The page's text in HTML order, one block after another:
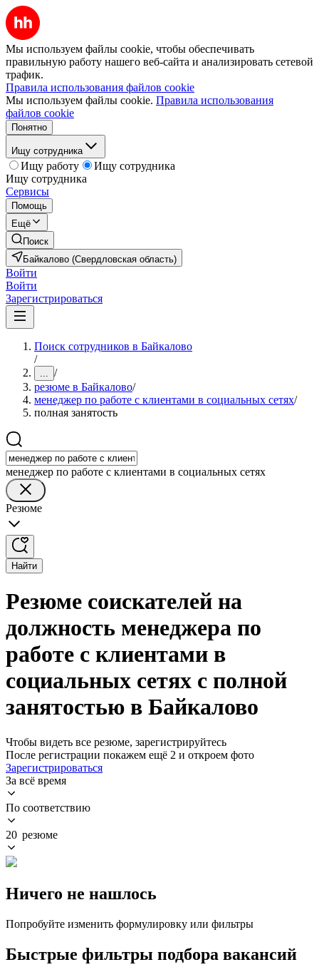
Мы используем файлы cookie, чтобы обеспечивать
правильную работу нашего веб-сайта и анализировать сетевой
трафик.
Правила использования файлов cookie
Мы используем файлы cookie. Правила использования
файлов cookie
Понятно
Ищу сотрудника
Ищу работу
Ищу сотрудника
Ищу сотрудника
Сервисы
Помощь
Ещё
Поиск
Байкалово (Свердловская область)
Войти
Войти
Зарегистрироваться
Поиск сотрудников в Байкалово
/
... /
резюме в Байкалово/
менеджер по работе с клиентами в социальных сетях/
полная занятость
менеджер по работе с клиентами в социальных сетях
Резюме
Найти
Резюме соискателей на
должность менеджера по
работе с клиентами в
социальных сетях с полной
занятостью в Байкалово
Чтобы видеть все резюме, зарегистрируйтесь
После регистрации покажем ещё 2 и откроем фото
Зарегистрироваться
За всё время
По соответствию
20 резюме
Ничего не нашлось
Попробуйте изменить формулировку или фильтры
Быстрые фильтры подбора вакансий